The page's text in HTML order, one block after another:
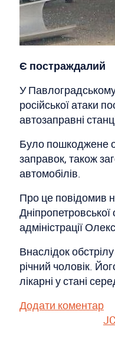
Є постраждалий
У
російської атаки
автозаправні
Було пошкоджене
заправок, також
автомобілів.
Про це повідомив
Дніпропетровської
адміністрації
Внаслідок
річний чоловік.
лікарні у стані
Додати коментар